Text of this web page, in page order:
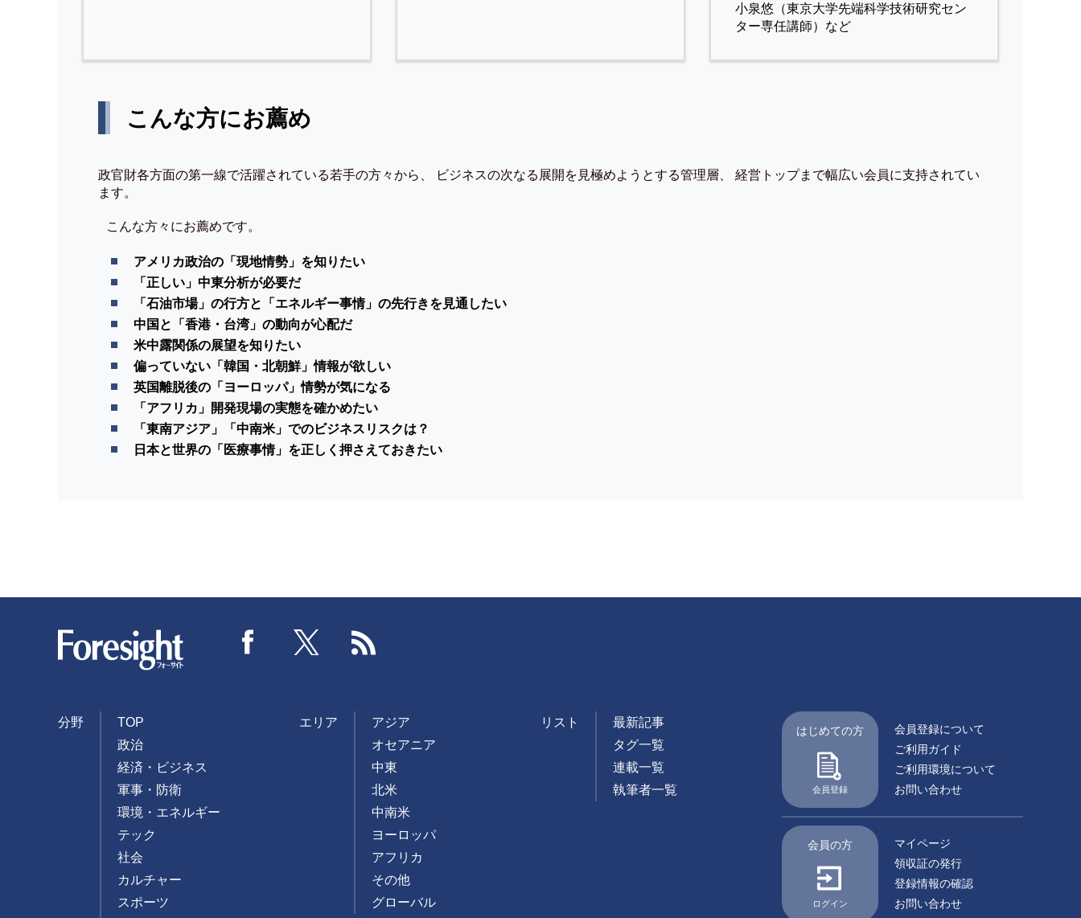
小泉悠（東京大学先端科学技術研究セン
ター専任講師）など
こんな方にお薦め
政官財各方面の第一線で活躍されている若手の方々から、 ビジネスの次なる展開を見極めようとする管理層、 経営トップまで幅広い会員に支持されてい
ます。
こんな方々にお薦めです。
アメリカ政治の「現地情勢」を知りたい
「正しい」中東分析が必要だ
「石油市場」の行方と「エネルギー事情」の先行きを見通したい
中国と「香港・台湾」の動向が心配だ
米中露関係の展望を知りたい
偏っていない「韓国・北朝鮮」情報が欲しい
英国離脱後の「ヨーロッパ」情勢が気になる
「アフリカ」開発現場の実態を確かめたい
「東南アジア」「中南米」でのビジネスリスクは？
日本と世界の「医療事情」を正しく押さえておきたい
Facebook Twitter
分野
TOP
政治
経済・ビジネス
軍事・防衛
環境・エネルギー
テック
社会
カルチャー
スポーツ
エリア
アジア
オセアニア
中東
北米
中南米
ヨーロッパ
アフリカ
その他
グローバル
リスト
最新記事
タグ一覧
連載一覧
執筆者一覧
はじめての方
会員登録
会員登録について
ご利用ガイド
ご利用環境について
お問い合わせ
会員の方
ログイン
マイページ
領収証の発行
登録情報の確認
お問い合わせ